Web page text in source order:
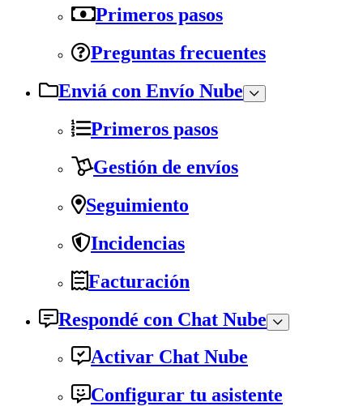
Primeros pasos
Preguntas frecuentes
Enviá con Envío Nube
Primeros pasos
Gestión de envíos
Seguimiento
Incidencias
Facturación
Respondé con Chat Nube
Activar Chat Nube
Configurar tu asistente